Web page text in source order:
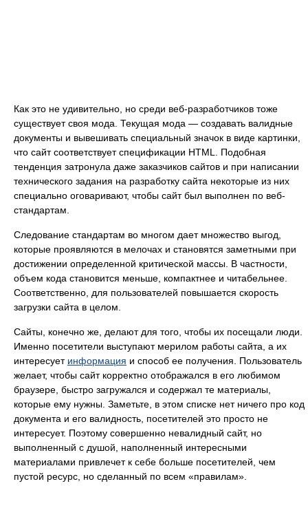
Как это не удивительно, но среди веб-разработчиков тоже
существует своя мода. Текущая мода — создавать валидные
документы и вывешивать специальный значок в виде картинки,
что сайт соответствует спецификации HTML. Подобная
тенденция затронула даже заказчиков сайтов и при написании
технического задания на разработку сайта некоторые из них
специально оговаривают, чтобы сайт был выполнен по веб-
стандартам.
Следование стандартам во многом дает множество выгод,
которые проявляются в мелочах и становятся заметными при
достижении определенной критической массы. В частности,
объем кода становится меньше, компактнее и читабельнее.
Соответственно, для пользователей повышается скорость
загрузки сайта в целом.
Сайты, конечно же, делают для того, чтобы их посещали люди.
Именно посетители выступают мерилом работы сайта, а их
интересует информация и способ ее получения. Пользователь
желает, чтобы сайт корректно отображался в его любимом
браузере, быстро загружался и содержал те материалы,
которые ему нужны. Заметьте, в этом списке нет ничего про код
документа и его валидность, посетителей это просто не
интересует. Поэтому совершенно невалидный сайт, но
выполненный с душой, наполненный интересными
материалами привлечет к себе больше посетителей, чем
пустой ресурс, но сделанный по всем «правилам».